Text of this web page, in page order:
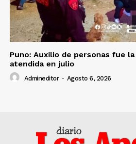
Puno: Auxilio de personas fue
atendida en julio
Admineditor - Agosto 6, 2026